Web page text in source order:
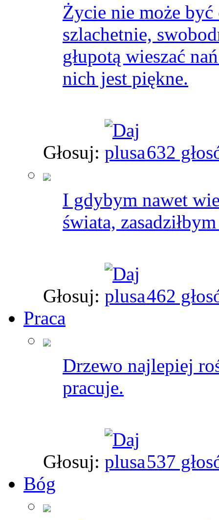
Życie nie może
szlachetnie,
głupotą wieszać
nich jest piękne.
Głosuj: 632
I gdybym nawet
świata,
Głosuj:
462
Praca
Drzewo najlepiej
pracuje.
Głosuj:
537
Bóg